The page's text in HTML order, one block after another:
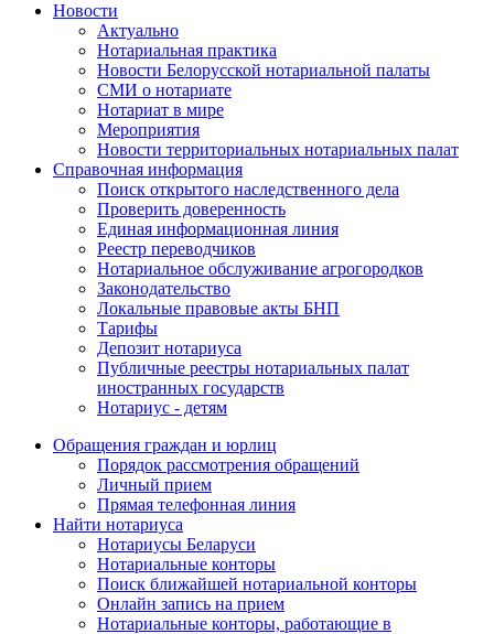
Новости
Актуально
Нотариальная практика
Новости Белорусской нотариальной палаты
СМИ о нотариате
Нотариат в мире
Мероприятия
Новости территориальных нотариальных палат
Справочная информация
Поиск открытого наследственного дела
Проверить доверенность
Единая информационная линия
Реестр переводчиков
Нотариальное обслуживание агрогородков
Законодательство
Локальные правовые акты БНП
Тарифы
Депозит нотариуса
Публичные реестры нотариальных палат
иностранных государств
Нотариус - детям
Обращения граждан и юрлиц
Порядок рассмотрения обращений
Личный прием
Прямая телефонная линия
Найти нотариуса
Нотариусы Беларуси
Нотариальные конторы
Поиск ближайшей нотариальной конторы
Онлайн запись на прием
Нотариальные конторы, работающие в